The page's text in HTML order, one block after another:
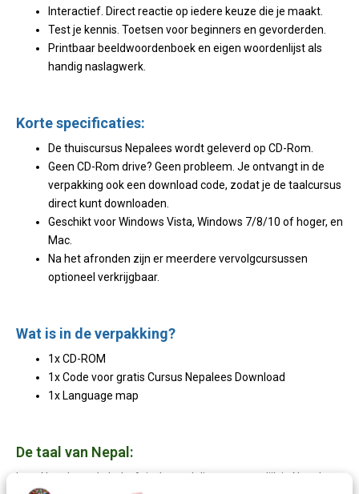
Interactief. Direct reactie op iedere keuze die je maakt.
Test je kennis. Toetsen voor beginners en gevorderden.
Printbaar beeldwoordenboek en eigen woordenlijst als
handig naslagwerk.
Korte specificaties:
De thuiscursus Nepalees wordt geleverd op CD-Rom.
Geen CD-Rom drive? Geen probleem. Je ontvangt in de
verpakking ook een download code, zodat je de taalcursus
direct kunt downloaden.
Geschikt voor Windows Vista, Windows 7/8/10 of hoger, en
Mac.
Na het afronden zijn er meerdere vervolgcursussen
optioneel verkrijgbaar.
Wat is in de verpakking?
1x CD-ROM
1x Code voor gratis Cursus Nepalees Download
1x Language map
De taal van Nepal:
Leer Nepalees, de Indo-Arische taal die voornamelijk in Nepal